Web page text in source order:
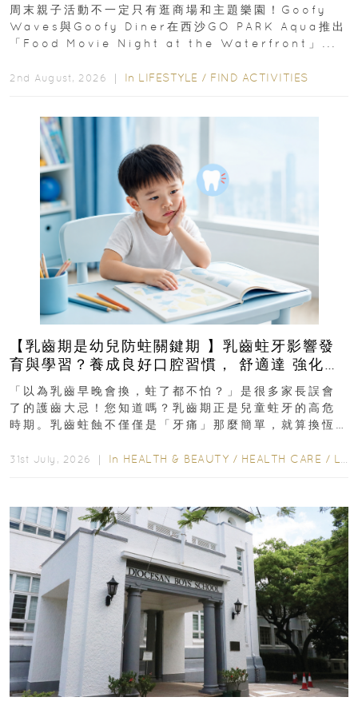
周末親子活動不一定只有逛商場和主題樂園！Goofy
Waves與Goofy Diner在西沙GO PARK Aqua推出
「Food Movie Night at the Waterfront」...
2nd August, 2026 ｜ In LIFESTYLE / FIND ACTIVITIES
【乳齒期是幼兒防蛀關鍵期 】乳齒蛀牙影響發
育與學習？養成良好口腔習慣， 舒適達 強化琺
瑯質 兒童牙膏防護指南
「以為乳齒早晚會換，蛀了都不怕？」是很多家長誤會
了的護齒大忌！您知道嗎？乳齒期正是兒童蛀牙的高危
時期。乳齒蛀蝕不僅僅是「牙痛」那麼簡單，就算換恆
31st July, 2026 ｜ In HEALTH & BEAUTY / HEALTH CARE / LIFESTYLE